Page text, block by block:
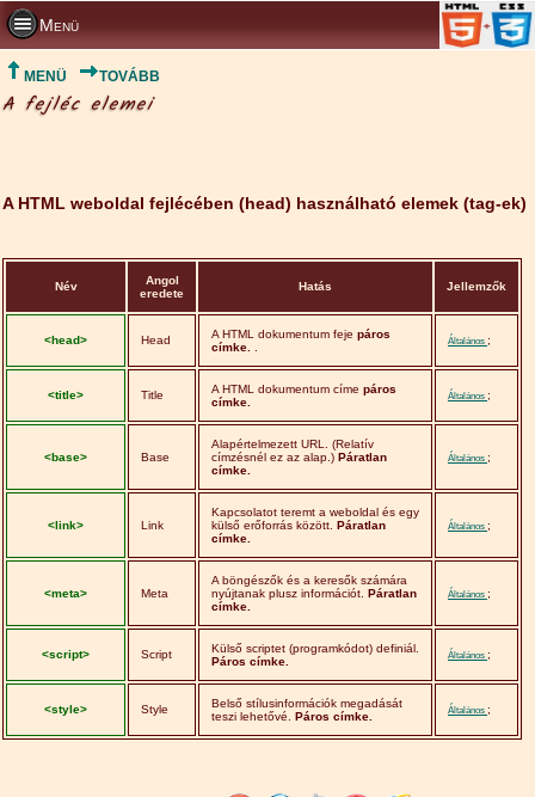
Menü
MENÜ TOVÁBB
A fejléc elemei
A HTML weboldal fejlécében (head) használható elemek (tag-ek)
Név
Angol
eredete
Hatás Jellemzők
<head> Head A HTML dokumentum feje páros
címke.
Általános ;
<title> Title A HTML dokumentum címe páros
címke.
Általános ;
<base> Base
Alapértelmezett URL. (Relatív
címzésnél ez az alap.) Páratlan
címke.
Általános ;
<link> Link
Kapcsolatot teremt a weboldal és egy
külső erőforrás között. Páratlan
címke.
Általános ;
<meta> Meta
A böngészők és a keresők számára
nyújtanak plusz információt. Páratlan
címke.
Általános ;
<script> Script
Külső scriptet (programkódot) definiál.
Páros címke.
Általános ;
<style> Style
Belső stílusinformációk megadását
teszi lehetővé. Páros címke. Általános ;